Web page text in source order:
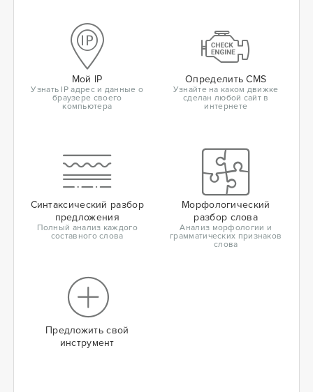
Мой IP
Узнать IP адрес и данные о
браузере своего
компьютера
Определить CMS
Узнайте на каком движке
сделан любой сайт в
интернете
Синтаксический разбор
предложения
Полный анализ каждого
составного слова
Морфологический
разбор слова
Анализ морфологии и
грамматических признаков
слова
Предложить свой
инструмент